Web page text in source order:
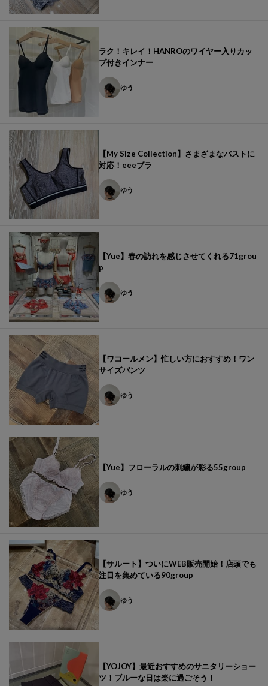
ラク！キレイ！HANROのワイヤー入りカッ
プ付きインナー
ゆう
【My Size Collection】さまざまなバストに
対応！eeeブラ
ゆう
【Yue】春の訪れを感じさせてくれる71grou
p
ゆう
【ワコールメン】忙しい方におすすめ！ワン
サイズパンツ
ゆう
【Yue】フローラルの刺繍が彩る55group
ゆう
【サルート】ついにWEB販売開始！店頭でも
注目を集めている90group
ゆう
【YOJOY】最近おすすめのサニタリーショー
ツ！ブルーな日は楽に過ごそう！